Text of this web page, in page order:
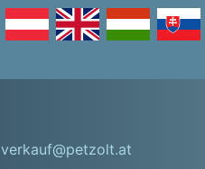
| verkauf@petzolt.at